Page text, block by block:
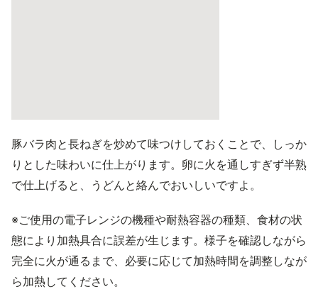
豚バラ肉と長ねぎを炒めて味つけしておくことで、しっか
りとした味わいに仕上がります。卵に火を通しすぎず半熟
で仕上げると、うどんと絡んでおいしいですよ。
※ご使用の電子レンジの機種や耐熱容器の種類、食材の状
態により加熱具合に誤差が生じます。様子を確認しながら
完全に火が通るまで、必要に応じて加熱時間を調整しなが
ら加熱してください。